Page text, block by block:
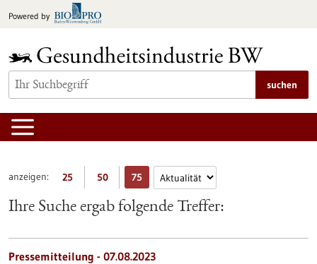
Inhalt
Powered by
suchen
anzeigen: 25 50 75
Ihre Suche ergab folgende Treffer:
Pressemitteilung - 07.08.2023